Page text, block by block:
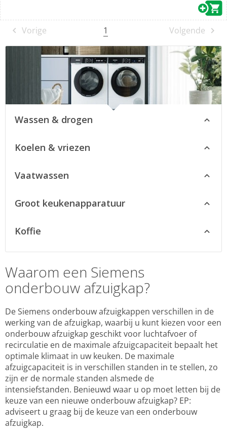
Vorige 1 Volgende
Wassen & drogen
Siemens wasdrogers
Advies over Siemens wasmachines
Koelen & vriezen
Siemens vriezers
Advies over Siemens koelkasten
Vaatwassen
Siemens inbouw vaatwassers
Groot keukenapparatuur
Siemens ovens
Siemens magnetrons
Siemens afzuigkappen
Siemens fornuizen
Advies over Siemens kookplaten
Advies over Siemens afzuigkappen
Advies over Siemens fornuizen
Koffie
Siemens volautomaat koffiemachines
Siemens waterkokers
Advies over Siemens koffiemachines
Waarom een Siemens
onderbouw afzuigkap?
De Siemens onderbouw afzuigkappen verschillen in de
werking van de afzuigkap, waarbij u kunt kiezen voor een
onderbouw afzuigkap geschikt voor luchtafvoer of
recirculatie en de maximale afzuigcapaciteit bepaalt het
optimale klimaat in uw keuken. De maximale
afzuigcapaciteit is in verschillen standen in te stellen, zo
zijn er de normale standen alsmede de
intensiefstanden. Benieuwd waar u op moet letten bij de
keuze van een nieuwe onderbouw afzuigkap? EP:
adviseert u graag bij de keuze van een onderbouw
afzuigkap.